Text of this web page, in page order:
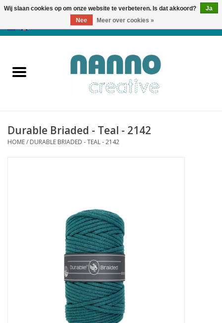
Producten
Nieuws
Durable Briaded - Teal - 2142
HOME/ DURABLE BRIADED - TEAL - 2142
Wij slaan cookies op om onze website te verbeteren. Is dat akkoord?
Ja
Nee
Meer over cookies »